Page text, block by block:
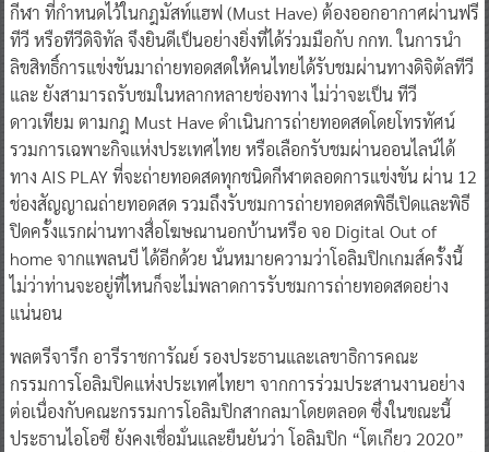
กีฬา ที่กำหนดไว้ในกฎมัสท์แฮฟ (Must Have) ต้องออกอากาศผ่านฟรี
ทีวี หรือทีวีดิจิทัล จึงยินดีเป็นอย่างยิ่งที่ได้ร่วมมือกับ กกท. ในการนำ
ลิขสิทธิ์การแข่งขันมาถ่ายทอดสดให้คนไทยได้รับชมผ่านทางดิจิตัลทีวี
และ ยังสามารถรับชมในหลากหลายช่องทาง ไม่ว่าจะเป็น ทีวี
ดาวเทียม ตามกฎ Must Have ดำเนินการถ่ายทอดสดโดยโทรทัศน์
รวมการเฉพาะกิจแห่งประเทศไทย หรือเลือกรับชมผ่านออนไลน์ได้
ทาง AIS PLAY ที่จะถ่ายทอดสดทุกชนิดกีฬาตลอดการแข่งขัน ผ่าน 12
ช่องสัญญาณถ่ายทอดสด รวมถึงรับชมการถ่ายทอดสดพิธีเปิดและพิธี
ปิดครั้งแรกผ่านทางสื่อโฆษณานอกบ้านหรือ จอ Digital Out of
home จากแพลนบี ได้อีกด้วย นั่นหมายความว่าโอลิมปิกเกมส์ครั้งนี้
ไม่ว่าท่านจะอยู่ที่ไหนก็จะไม่พลาดการรับชมการถ่ายทอดสดอย่าง
แน่นอน
พลตรีจารึก อารีราชการัณย์ รองประธานและเลขาธิการคณะ
กรรมการโอลิมปิคแห่งประเทศไทยฯ จากการร่วมประสานงานอย่าง
ต่อเนื่องกับคณะกรรมการโอลิมปิกสากลมาโดยตลอด ซึ่งในขณะนี้
ประธานไอโอซี ยังคงเชื่อมั่นและยืนยันว่า โอลิมปิก “โตเกียว 2020”